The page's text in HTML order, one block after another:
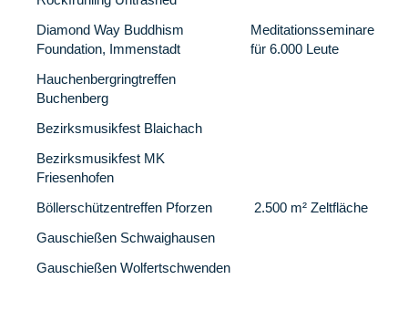
Diamond Way Buddhism
Foundation, Immenstadt
Meditationsseminare
für 6.000 Leute
Hauchenbergringtreffen
Buchenberg
Bezirksmusikfest Blaichach
Bezirksmusikfest MK
Friesenhofen
Böllerschützentreffen Pforzen
2.500 m² Zeltfläche
Gauschießen Schwaighausen
Gauschießen Wolfertschwenden